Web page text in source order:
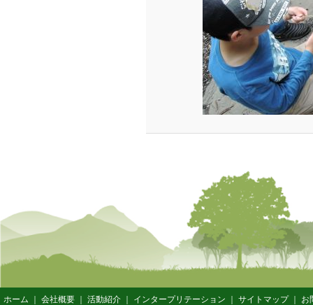
ホーム ｜ 会社概要 ｜ 活動紹介 ｜ インタープリテーション ｜ サイトマップ｜ お